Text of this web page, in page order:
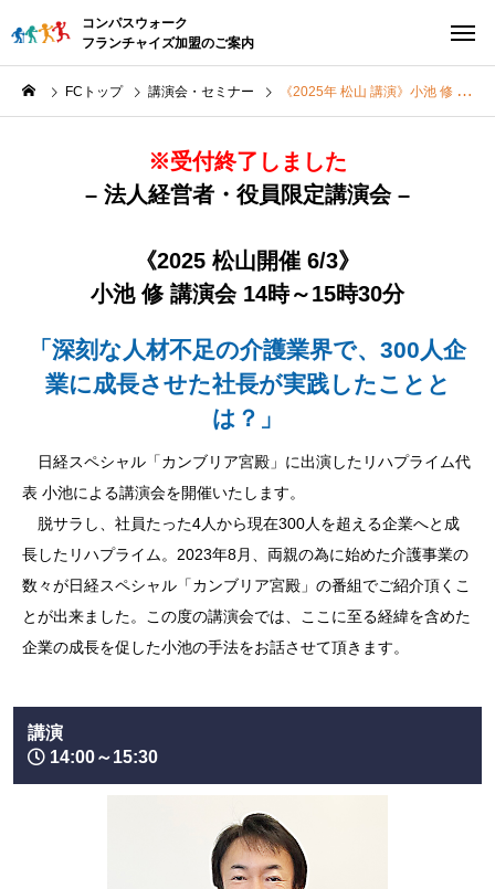
コンパスウォーク
フランチャイズ加盟のご案内
FCトップ 講演会・セミナー 《2025年 松山 講演》小池 修 講演会
※受付終了しました
– 法人経営者・役員限定講演会 –
《2025 松山開催 6/3》
小池 修 講演会 14時～15時30分
「深刻な人材不足の介護業界で、 300人企
業に成長させた社長が実践したことと
は？」
日経スペシャル「カンブリア宮殿」に出演したリハプライム代
表 小池による講演会を開催いたします。
脱サラし、社員たった4人から現在300人を超える企業へと成
長したリハプライム。2023年8月、両親の為に始めた介護事業の
数々が日経スペシャル「カンブリア宮殿」の番組でご紹介頂くこ
とが出来ました。この度の講演会では、ここに至る経緯を含めた
企業の成長を促した小池の手法をお話させて頂きます。
講演
14:00～15:30